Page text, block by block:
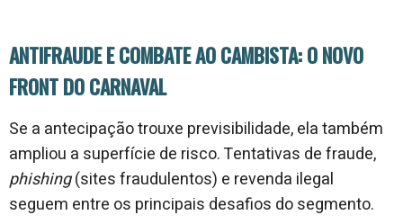
ANTIFRAUDE E COMBATE AO CAMBISTA: O NOVO
FRONT DO CARNAVAL
Se a antecipação trouxe previsibilidade, ela também
ampliou a superfície de risco. Tentativas de fraude,
phishing(sites fraudulentos) e revenda ilegal
seguem entre os principais desafios do segmento.